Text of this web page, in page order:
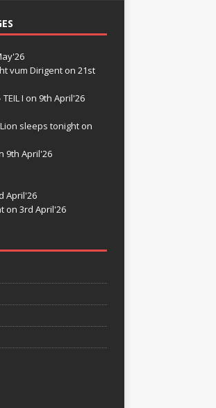
vum Dirigenton 21st
I on 9th April'26
sleeps tonighton
9th April'26
April'26
on 3rd April'26